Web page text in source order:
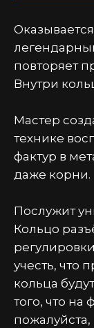
повторяет
Внутри
Мастер
технике
фактур в
даже корни.
Послужит
Кольцо
учесть, что
кольца
того, что на
пожалуйста,